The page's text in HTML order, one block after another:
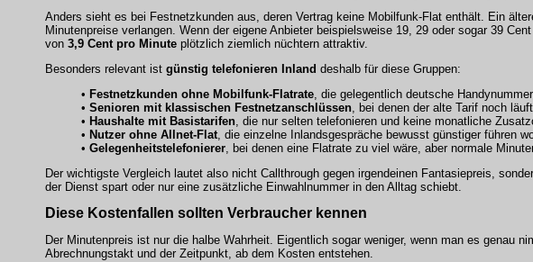
Anders sieht es bei Festnetzkunden aus, deren Vertrag keine Mobilfunk-Flat enthält. Ein
Minutenpreise verlangen. Wenn der eigene Anbieter beispielsweise 19, 29 oder sogar 39
von 3,9 Cent pro Minute plötzlich ziemlich nüchtern attraktiv.
Besonders relevant ist günstig telefonieren Inland deshalb für diese Gruppen:
• Festnetzkunden ohne Mobilfunk-Flatrate, die gelegentlich deutsche
• Senioren mit klassischen Festnetzanschlüssen, bei denen der alte Tarif noch
• Haushalte mit Basistarifen, die nur selten telefonieren und keine monatliche
• Nutzer ohne Allnet-Flat, die einzelne Inlandsgespräche bewusst günstiger führen
• Gelegenheitstelefonierer, bei denen eine Flatrate zu viel wäre, aber normale
Der wichtigste Vergleich lautet also nicht Callthrough gegen irgendeinen Fantasiepreis,
der Dienst spart oder nur eine zusätzliche Einwahlnummer in den Alltag schiebt.
Diese Kostenfallen sollten Verbraucher kennen
Der Minutenpreis ist nur die halbe Wahrheit. Eigentlich sogar weniger, wenn man es genau
Abrechnungstakt und der Zeitpunkt, ab dem Kosten entstehen.